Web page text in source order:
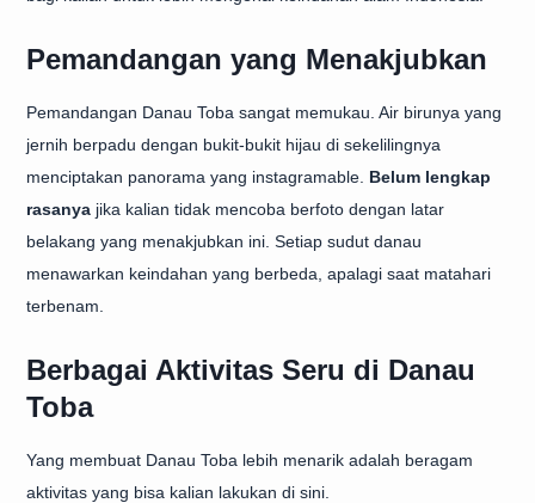
Pemandangan yang Menakjubkan
Pemandangan Danau Toba sangat memukau. Air birunya yang
jernih berpadu dengan bukit-bukit hijau di sekelilingnya
menciptakan panorama yang instagramable. Belum lengkap
rasanya jika kalian tidak mencoba berfoto dengan latar
belakang yang menakjubkan ini. Setiap sudut danau
menawarkan keindahan yang berbeda, apalagi saat matahari
terbenam.
Berbagai Aktivitas Seru di Danau
Toba
Yang membuat Danau Toba lebih menarik adalah beragam
aktivitas yang bisa kalian lakukan di sini.